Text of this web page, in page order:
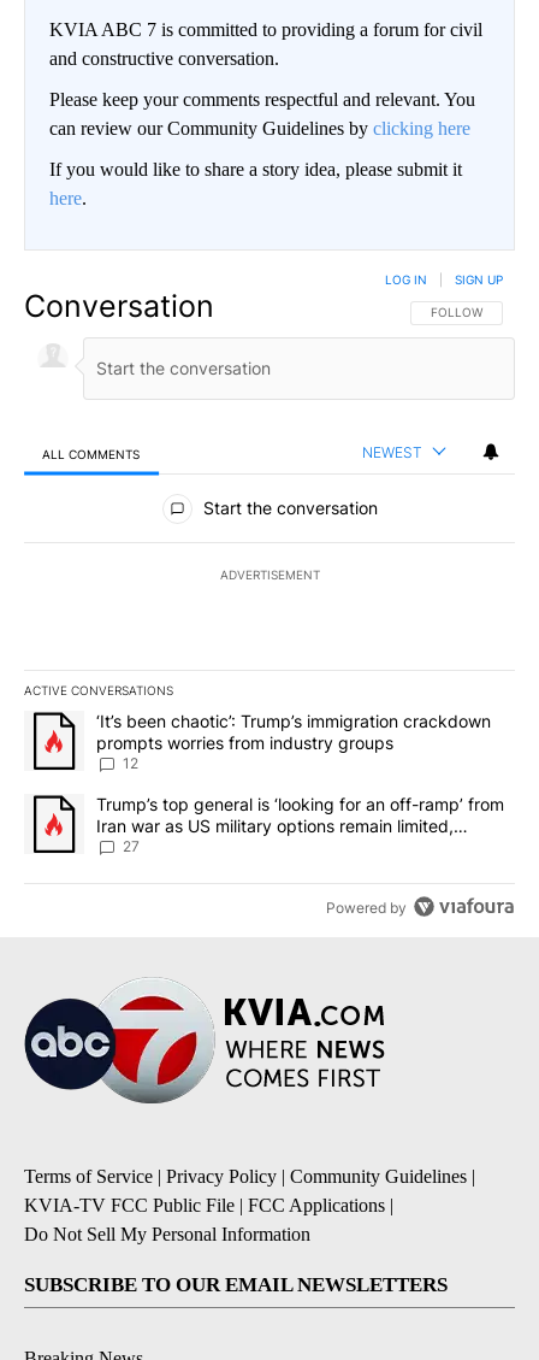
KVIA ABC 7 is committed to providing a forum for civil
and constructive conversation.
Please keep your comments respectful and relevant. You
can review our Community Guidelines by clicking here
If you would like to share a story idea, please submit it
here.
Conversation FOLLOW THIS
FOLLOW
LOG IN SIGN UP
ALL COMMENTS NEWEST
All Comments
Start the conversation
ADVERTISEMENT
ACTIVE CONVERSATIONS
The following is a list of the most commented articles in the last
A trending article titled "‘It’s been chaotic’: Trump’s
‘It’s been chaotic’: Trump’s immigration crackdown
prompts worries from industry groups
12
A trending article titled "Trump’s top general is ‘looking for an
Trump’s top general is ‘looking for an off-ramp’ from
Iran war as US military options remain limited,
sources say
27
Powered by
Terms of Service | Privacy Policy | Community Guidelines |
KVIA-TV FCC Public File | FCC Applications |
Do Not Sell My Personal Information
SUBSCRIBE TO OUR EMAIL NEWSLETTERS